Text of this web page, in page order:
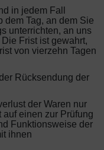
in jedem Fall
dem Tag, an dem Sie
unterrichten, an uns
Frist ist gewahrt,
von vierzehn Tagen
Rücksendung der
der Waren nur
einen zur Prüfung
Funktionsweise der
ihnen